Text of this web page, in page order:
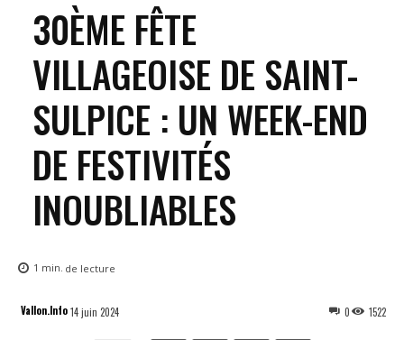
30ÈME FÊTE
VILLAGEOISE DE SAINT-
SULPICE : UN WEEK-END
DE FESTIVITÉS
INOUBLIABLES
1 min. de lecture
Vallon.Info14 juin 2024 1522
0